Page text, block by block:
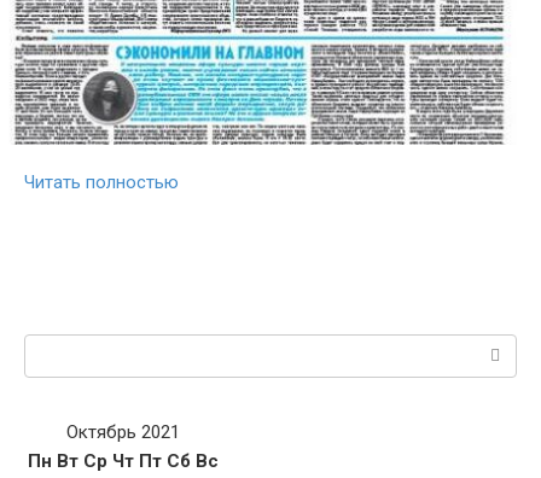
Читать полностью
Поиск:
Октябрь 2021
Пн Вт Ср Чт Пт Сб Вс